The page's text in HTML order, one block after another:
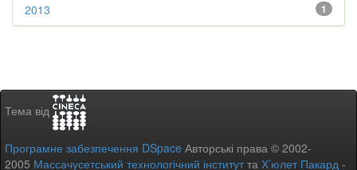
1
2013
Тема від
Програмне забезпечення DSpace Авторські права © 2002-
2005 Массачусетський технологічний інститутта Х’юлет Пакард -